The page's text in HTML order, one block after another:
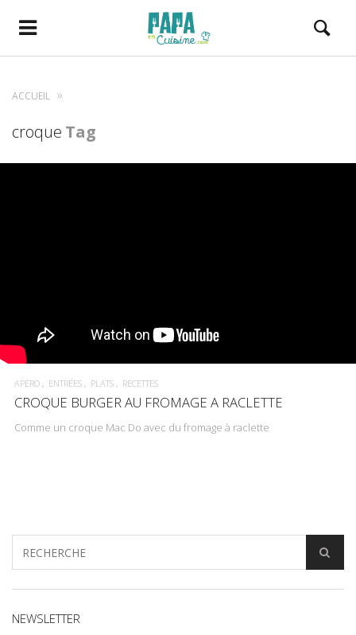
ACCUEIL
croque Tag
APÉRO ENTRÉES PLATS RECETTES
CROQUE BURGER AU FROMAGE A RACLETTE
Comme un croque Mac Do avec du fromage à raclette
NEWSLETTER